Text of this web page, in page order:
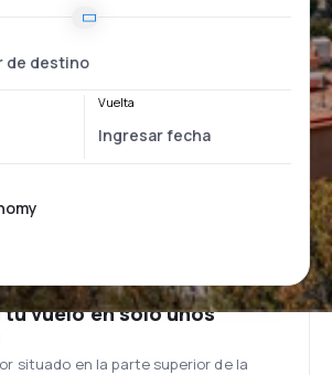
Vuelta
tu vuelo en solo unos
situado en la parte superior de la